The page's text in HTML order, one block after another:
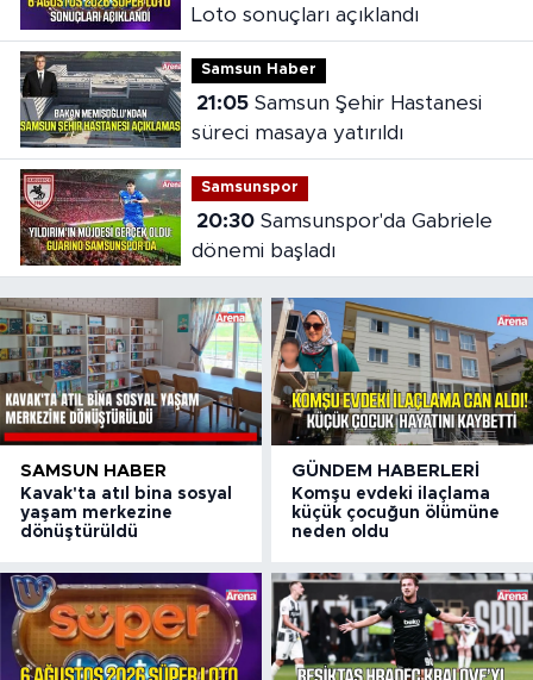
Loto sonuçları açıklandı
Samsun Haber
21:05Samsun Şehir Hastanesi
süreci masaya yatırıldı
Samsunspor
20:30Samsunspor'da Gabriele
dönemi başladı
SAMSUN HABER
Kavak'ta atıl bina sosyal
yaşam merkezine
dönüştürüldü
GÜNDEM HABERLERI
Komşu evdeki ilaçlama
küçük çocuğun ölümüne
neden oldu